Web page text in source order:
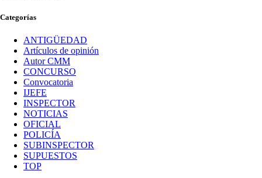
Categorías
ANTIGÜEDAD
Artículos de opinión
Autor CMM
CONCURSO
Convocatoria
IJEFE
INSPECTOR
NOTICIAS
OFICIAL
POLICÍA
SUBINSPECTOR
SUPUESTOS
TOP